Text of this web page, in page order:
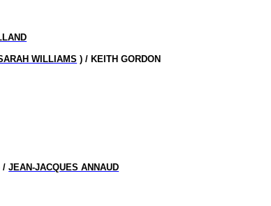
WILLIAMS ) / KEITH GORDON
/JEAN-JACQUES ANNAUD